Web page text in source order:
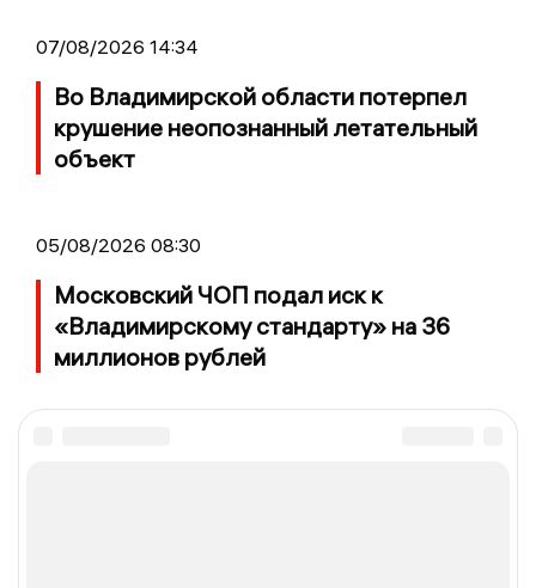
07/08/2026 14:34
Во Владимирской области потерпел
крушение неопознанный летательный
объект
05/08/2026 08:30
Московский ЧОП подал иск к
«Владимирскому стандарту» на 36
миллионов рублей